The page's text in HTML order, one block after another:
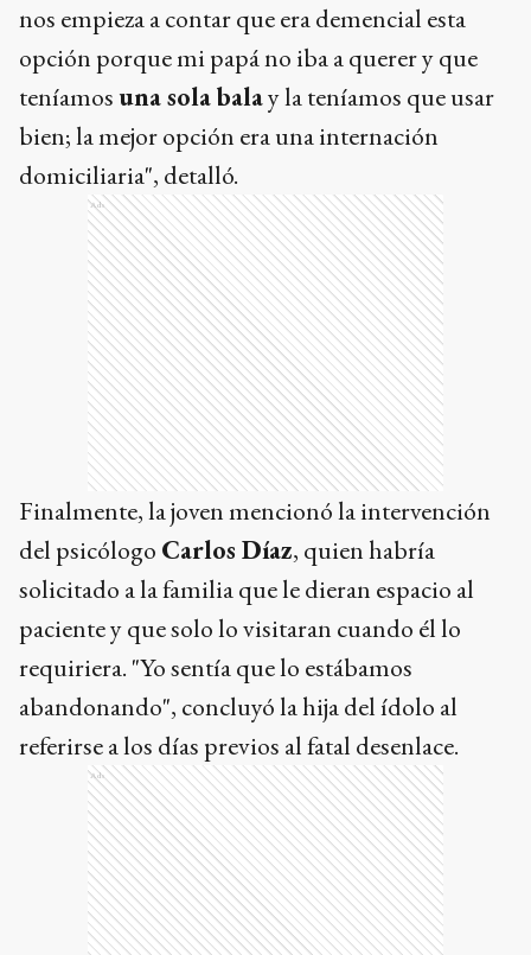
nos empieza a contar que era demencial esta
opción porque mi papá no iba a querer y que
teníamosuna sola balay la teníamos que usar
bien; la mejor opción era una internación
domiciliaria", detalló.
Ads
Finalmente, la joven mencionó la intervención
del psicólogo Carlos Díaz, quien habría
solicitado a la familia que le dieran espacio al
paciente y que solo lo visitaran cuando él lo
requiriera. "Yo sentía que lo estábamos
abandonando", concluyó la hija del ídolo al
referirse a los días previos al fatal desenlace.
Ads